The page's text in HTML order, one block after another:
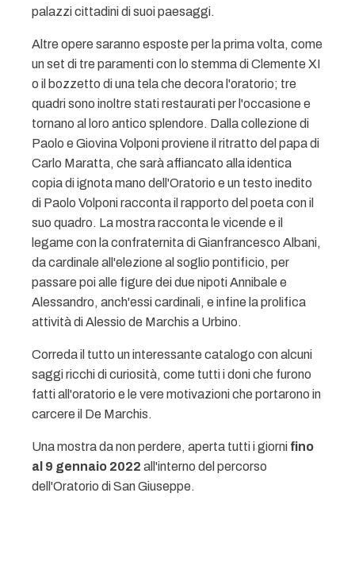
palazzi cittadini di suoi paesaggi.
Altre opere saranno esposte per la prima volta, come
un set di tre paramenti con lo stemma di Clemente XI
o il bozzetto di una tela che decora l'oratorio; tre
quadri sono inoltre stati restaurati per l'occasione e
tornano al loro antico splendore. Dalla collezione di
Paolo e Giovina Volponi proviene il ritratto del papa di
Carlo Maratta, che sarà affiancato alla identica
copia di ignota mano dell'Oratorio e un testo inedito
di Paolo Volponi racconta il rapporto del poeta con il
suo quadro. La mostra racconta le vicende e il
legame con la confraternita di Gianfrancesco Albani,
da cardinale all'elezione al soglio pontificio, per
passare poi alle figure dei due nipoti Annibale e
Alessandro, anch'essi cardinali, e infine la prolifica
attività di Alessio de Marchis a Urbino.
Correda il tutto un interessante catalogo con alcuni
saggi ricchi di curiosità, come tutti i doni che furono
fatti all'oratorio e le vere motivazioni che portarono in
carcere il De Marchis.
Una mostra da non perdere, aperta tutti i giorni fino
al 9 gennaio 2022 all'interno del percorso
dell'Oratorio di San Giuseppe.